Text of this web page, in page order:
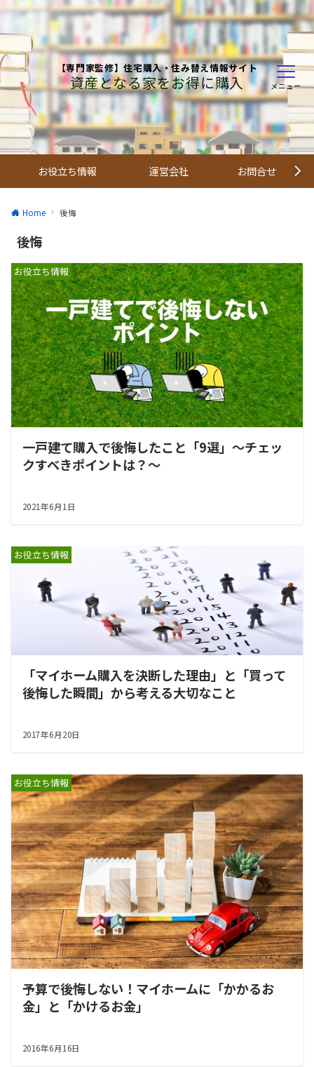
【専門家監修】住宅購入・住み替え情報サイト
資産となる家をお得に購入 メニュー
お役立ち情報 運営会社 お問合せ
Home 後悔
後悔
お役立ち情報
一戸建て購入で後悔したこと「9選」～チェッ
クすべきポイントは？～
2021年6月1日
お役立ち情報
「マイホーム購入を決断した理由」と「買って
後悔した瞬間」から考える大切なこと
2017年6月20日
お役立ち情報
予算で後悔しない！マイホームに「かかるお
金」と「かけるお金」
2016年6月16日